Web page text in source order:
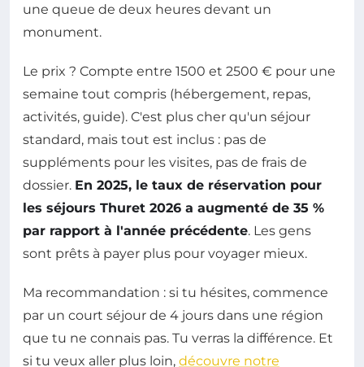
une queue de deux heures devant un
monument.
Le prix ? Compte entre 1500 et 2500 € pour une
semaine tout compris (hébergement, repas,
activités, guide). C'est plus cher qu'un séjour
standard, mais tout est inclus : pas de
suppléments pour les visites, pas de frais de
dossier. En 2025, le taux de réservation pour
les séjours Thuret 2026 a augmenté de 35 %
par rapport à l'année précédente. Les gens
sont prêts à payer plus pour voyager mieux.
Ma recommandation : si tu hésites, commence
par un court séjour de 4 jours dans une région
que tu ne connais pas. Tu verras la différence. Et
si tu veux aller plus loin, découvre notre